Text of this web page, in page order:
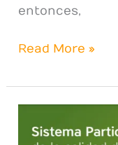
entonces,
Read More »
Participativo